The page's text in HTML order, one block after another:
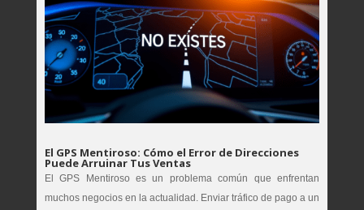
El GPS Mentiroso: Cómo el Error de Direcciones
Puede Arruinar Tus Ventas
El GPS Mentiroso es un problema común que enfrentan
muchos negocios en la actualidad. Enviar tráfico de pago a un